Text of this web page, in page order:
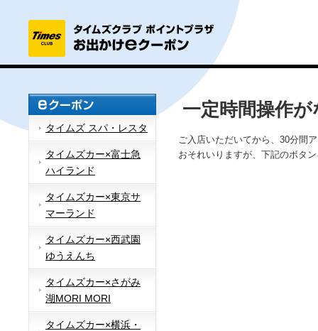
タイムズ スパ・レスタ
タイムズカー×富士急
ハイランド
タイムズカー×東京サ
マーランド
タイムズカー×西武園
ゆうえんち
タイムズカー×さがみ
湖MORI MORI
タイムズカー×横浜・
一定時間操作
ご入店いただいてから、30分間
おそれいりますが、下記のボタ